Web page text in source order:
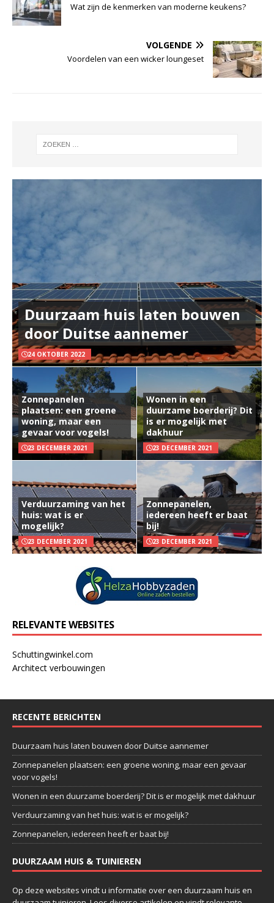
Wat zijn de kenmerken van moderne keukens?
VOLGENDE
Voordelen van een wicker loungeset
Duurzaam huis laten bouwen
door Duitse aannemer
24 OKTOBER 2022
Zonnepanelen
plaatsen: een groene
woning, maar een
gevaar voor vogels!
23 DECEMBER 2021
Wonen in een
duurzame boerderij? Dit
is er mogelijk met
dakhuur
23 DECEMBER 2021
Verduurzaming van het
huis: wat is er
mogelijk?
23 DECEMBER 2021
Zonnepanelen,
iedereen heeft er baat
bij!
23 DECEMBER 2021
RELEVANTE WEBSITES
Schuttingwinkel.com
Architect verbouwingen
RECENTE BERICHTEN
Duurzaam huis laten bouwen door Duitse aannemer
Zonnepanelen plaatsen: een groene woning, maar een gevaar
voor vogels!
Wonen in een duurzame boerderij? Dit is er mogelijk met dakhuur
Verduurzaming van het huis: wat is er mogelijk?
Zonnepanelen, iedereen heeft er baat bij!
DUURZAAM HUIS & TUINIEREN
Op deze websites vindt u informatie over een duurzaam huis en